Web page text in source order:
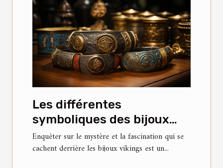
Les différentes
symboliques des bijoux
vikings
Enquêter sur le mystère et la fascination qui se
cachent derrière les bijoux vikings est un...